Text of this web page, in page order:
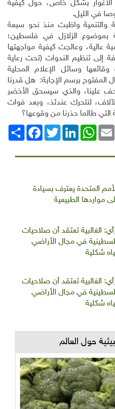
بشكل خاص، حول كيفية
في الليل.
والتنمية واظبت منذ نحو سبعة
بموضوع الزلازل في فلسطين؛
عالية، وعالجت كيفية مواجهتها
إلى تنظيم الندوات (تحت رعاية
وسائل الإعلام المحلية
المفتوح برسم الإجابة: هل قدرنا
علينا، والذي سيسحق الأخضر
لنتحرك عندئذ، وبعد فوات
التي طالما حذرنا من وقوعها؟
انشر
FacebookTwitterLinkedIn
WhatsAppEmail
المتحدة يعترف بسيادة
مواردها الطبيعية
الغالبية تعتقد أن صلاحيات
في مجال الأراضي
شكلية
الغالبية تعتقد أن صلاحيات
في مجال الأراضي
شكلية
حول العالم